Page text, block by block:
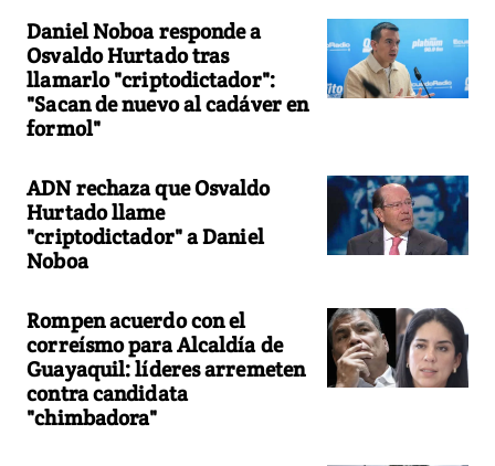
Daniel Noboa responde a
Osvaldo Hurtado tras
llamarlo "criptodictador":
"Sacan de nuevo al cadáver en
formol"
ADN rechaza que Osvaldo
Hurtado llame
"criptodictador" a Daniel
Noboa
Rompen acuerdo con el
correísmo para Alcaldía de
Guayaquil: líderes arremeten
contra candidata
"chimbadora"